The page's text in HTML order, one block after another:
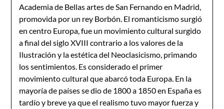
Academia de Bellas artes de San Fernando en Madrid,
promovida por un rey Borbón. El romanticismo surgió
en centro Europa, fue un movimiento cultural surgido
a final del siglo XVIII contrario a los valores de la
Ilustración y la estética del Neoclasicismo, primando
los sentimientos. Es considerado el primer
movimiento cultural que abarcó toda Europa. En la
mayoría de países se dio de 1800 a 1850 en España es
tardío y breve ya que el realismo tuvo mayor fuerza y